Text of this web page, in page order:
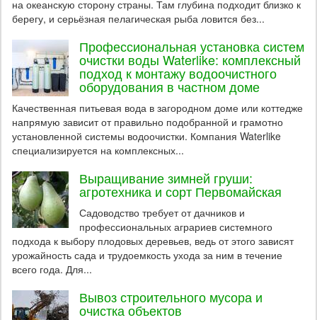
на океанскую сторону страны. Там глубина подходит близко к
берегу, и серьёзная пелагическая рыба ловится без...
Профессиональная установка систем
очистки воды Waterlike: комплексный
подход к монтажу водоочистного
оборудования в частном доме
Качественная питьевая вода в загородном доме или коттедже
напрямую зависит от правильно подобранной и грамотно
установленной системы водоочистки. Компания Waterlike
специализируется на комплексных...
Выращивание зимней груши:
агротехника и сорт Первомайская
Садоводство требует от дачников и
профессиональных аграриев системного
подхода к выбору плодовых деревьев, ведь от этого зависят
урожайность сада и трудоемкость ухода за ним в течение
всего года. Для...
Вывоз строительного мусора и
очистка объектов